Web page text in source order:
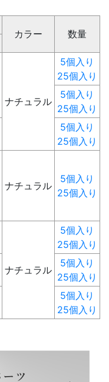
カラー
数量
ナチュラル
5個入り
25個入り
5個入り
25個入り
5個入り
25個入り
ナチュラル
5個入り
25個入り
ナチュラル
5個入り
25個入り
5個入り
25個入り
5個入り
25個入り